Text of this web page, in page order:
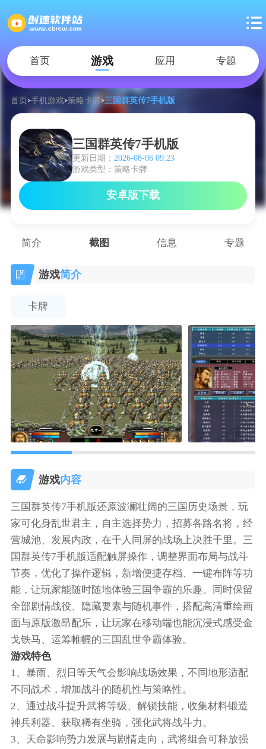
首页 游戏 应用 专题
首页 手机游戏 策略卡牌 三国群英传7手机版
三国群英传7手机版
更新日期： 2026-08-06 09:23
游戏类型：策略卡牌
安卓版下载
简介 截图 信息 专题
游戏简介
卡牌
游戏内容
三国群英传7手机版还原波澜壮阔的三国历史场景，玩
家可化身乱世君主，自主选择势力，招募各路名将，经
营城池、发展内政，在千人同屏的战场上决胜千里。三
国群英传7手机版适配触屏操作，调整界面布局与战斗
节奏，优化了操作逻辑，新增便捷存档、一键布阵等功
能，让玩家能随时随地体验三国争霸的乐趣。同时保留
全部剧情战役、隐藏要素与随机事件，搭配高清重绘画
面与原版激昂配乐，让玩家在移动端也能沉浸式感受金
戈铁马、运筹帷幄的三国乱世争霸体验。
游戏特色
1、暴雨、烈日等天气会影响战场效果，不同地形适配
不同战术，增加战斗的随机性与策略性。
2、通过战斗提升武将等级、解锁技能，收集材料锻造
神兵利器、获取稀有坐骑，强化武将战斗力。
3、天命影响势力发展与剧情走向，武将组合可释放强